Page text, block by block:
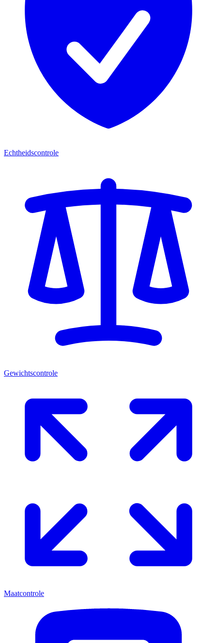
Echtheidscontrole
Gewichtscontrole
Maatcontrole